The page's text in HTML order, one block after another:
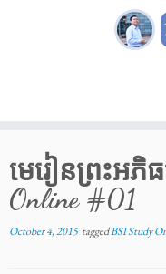
content
មេរៀនព្រះអភិ
Online #01
October 4, 2015taggedBSI Study